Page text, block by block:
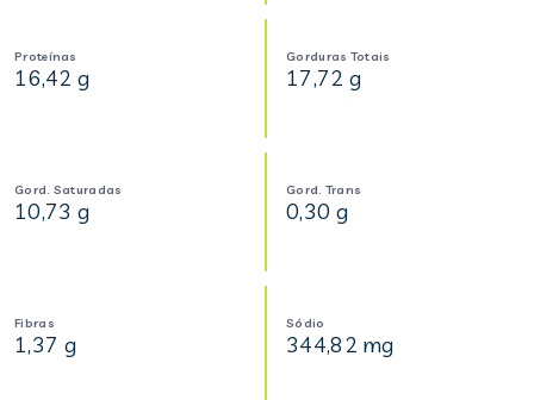
Proteínas
16,42 g
Gorduras Totais
17,72 g
Gord. Saturadas
10,73 g
Gord. Trans
0,30 g
Fibras
1,37 g
Sódio
344,82 mg